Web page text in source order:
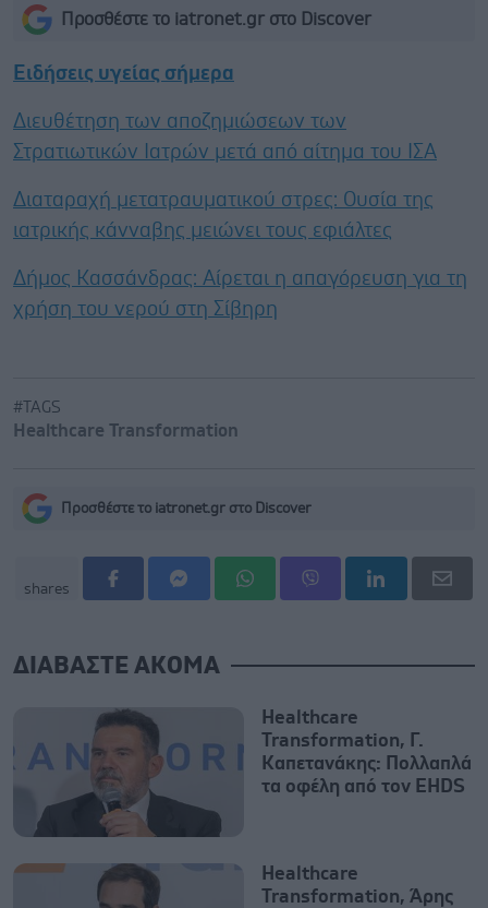
Προσθέστε το iatronet.gr στο Discover
Ειδήσεις υγείας σήμερα
Διευθέτηση των αποζημιώσεων των
Στρατιωτικών Ιατρών μετά από αίτημα του ΙΣΑ
Διαταραχή μετατραυματικού στρες: Ουσία της
ιατρικής κάνναβης μειώνει τους εφιάλτες
Δήμος Κασσάνδρας: Αίρεται η απαγόρευση για τη
χρήση του νερού στη Σίβηρη
#TAGS
Healthcare Transformation
Προσθέστε το iatronet.gr στο Discover
shares
ΔΙΑΒΑΣΤΕ ΑΚΟΜΑ
Healthcare
Transformation, Γ.
Καπετανάκης: Πολλαπλά
τα οφέλη από τον EHDS
Healthcare
Transformation, Άρης